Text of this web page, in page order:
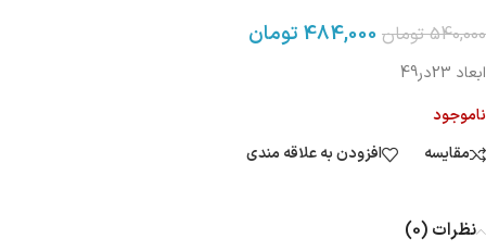
540,000 تومان 484,000 تومان
ابعاد 23در49
ناموجود
مقایسه
افزودن به علاقه مندی
نظرات (0)